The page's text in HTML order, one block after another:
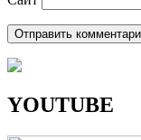
YOUTUBE